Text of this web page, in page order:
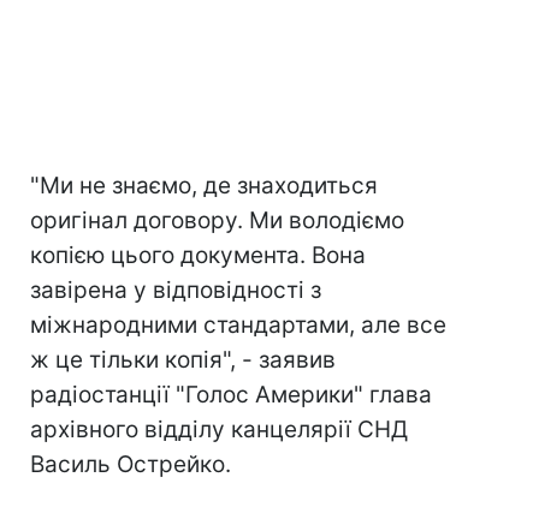
"Ми не знаємо, де знаходиться
оригінал договору. Ми володіємо
копією цього документа. Вона
завірена у відповідності з
міжнародними стандартами, але все
ж це тільки копія", - заявив
радіостанції "Голос Америки" глава
архівного відділу канцелярії СНД
Василь Острейко.